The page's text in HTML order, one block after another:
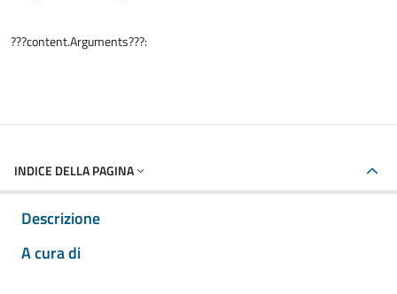
???content.Arguments???:
INDICE DELLA PAGINA
Descrizione
A cura di